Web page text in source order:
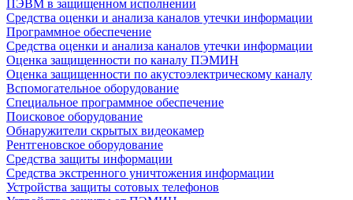
ПЭВМ в защищенном исполнении
Средства оценки и анализа каналов утечки информации
Программное обеспечение
Средства оценки и анализа каналов утечки информации
Оценка защищенности по каналу ПЭМИН
Оценка защищенности по акустоэлектрическому каналу
Вспомогательное оборудование
Специальное программное обеспечение
Поисковое оборудование
Обнаружители скрытых видеокамер
Рентгеновское оборудование
Средства защиты информации
Средства экстренного уничтожения информации
Устройства защиты сотовых телефонов